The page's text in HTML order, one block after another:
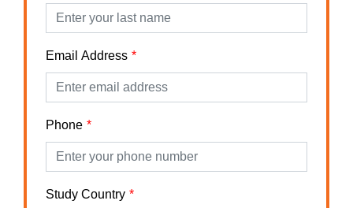
Email Address
Phone
Study Country